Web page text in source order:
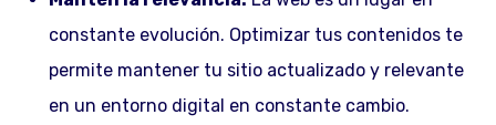
constante evolución. Optimizar tus contenidos te
permite mantener tu sitio actualizado y relevante
en un entorno digital en constante cambio.